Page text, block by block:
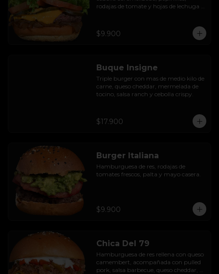
rodajas de tomate y hojas de lechuga
$9.900
Buque Insigne
Triple burger con mas de medio kilo de
carne, queso cheddar, mermelada de
tocino, salsa ranch y cebolla crispy.
$17.900
Burger Italiana
Hamburguesa de res, rodajas de
tomates frescos, palta y mayo casera.
$9.900
Chica Del 79
Hamburguesa de res rellena con queso
camembert, acompañada con pulled
pork, salsa barbecue, queso cheddar,